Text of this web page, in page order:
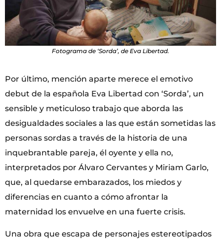
Fotograma de ‘Sorda’, de Eva Libertad.
Por último, mención aparte merece el emotivo
debut de la española Eva Libertad con ‘Sorda’, un
sensible y meticuloso trabajo que aborda las
desigualdades sociales a las que están sometidas las
personas sordas a través de la historia de una
inquebrantable pareja, él oyente y ella no,
interpretados por Álvaro Cervantes y Miriam Garlo,
que, al quedarse embarazados, los miedos y
diferencias en cuanto a cómo afrontar la
maternidad los envuelve en una fuerte crisis.
Una obra que escapa de personajes estereotipados